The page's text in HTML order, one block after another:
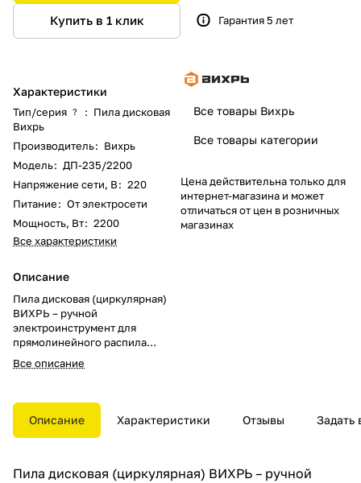
Купить в 1 клик
Характеристики
Тип/серия ? : Пила дисковая
Вихрь
Производитель: Вихрь
Модель: ДП-235/2200
Напряжение сети, В: 220
Питание: От электросети
Мощность, Вт: 2200
Все характеристики
Описание
Пила дисковая (циркулярная)
ВИХРЬ – ручной
электроинструмент для
прямолинейного распила
дерева, а при использовании
специальных пильных дисков
раскраивать плотные листовые
материалы (ламинат,
бакелитовую или обычную
относятся к технике с приводом
Все описание
Гарантия 5 лет
Все товары Вихрь
Все товары категории
Цена действительна только для
интернет-магазина и может
отличаться от цен в розничных
магазинах
Описание Характеристики Отзывы Задать
Пила дисковая (циркулярная) ВИХРЬ – ручной